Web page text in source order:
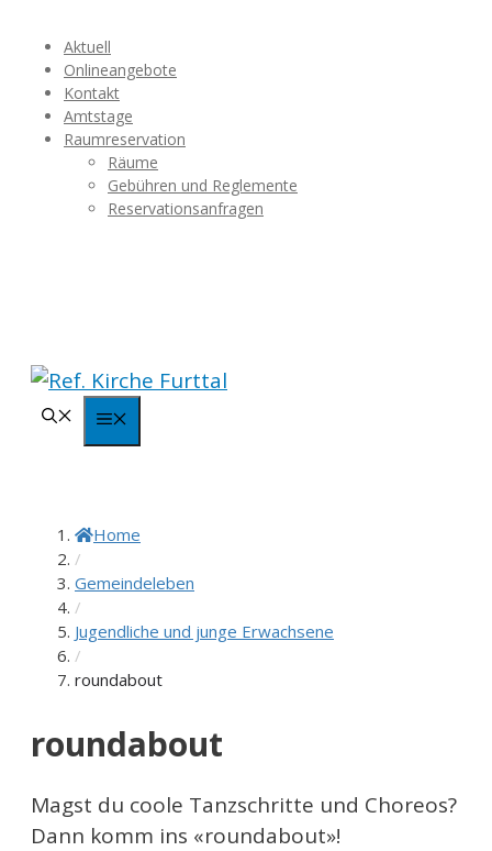
zum
Inhalt
Aktuell
Onlineangebote
Kontakt
Amtstage
Raumreservation
Räume
Gebühren und Reglemente
Reservationsanfragen
Home
/
Gemeindeleben
/
Jugendliche und junge Erwachsene
/
roundabout
roundabout
Magst du coole Tanzschritte und Choreos?
Dann komm ins «roundabout»!